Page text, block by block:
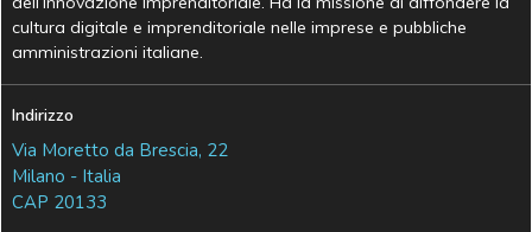
cultura digitale e imprenditoriale nelle imprese e pubbliche
amministrazioni italiane.
Indirizzo
Via Moretto da Brescia, 22
Milano - Italia
CAP 20133